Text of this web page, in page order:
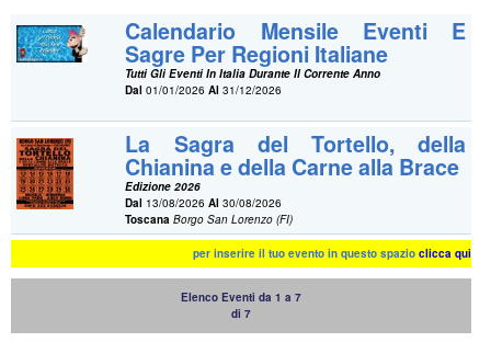
Calendario Mensile Eventi E
Sagre Per Regioni Italiane
Tutti Gli Eventi In Italia Durante Il Corrente Anno
Dal 01/01/2026Al 31/12/2026
La Sagra del Tortello, della
Chianina e della Carne alla Brace
Edizione 2026
Dal 13/08/2026Al 30/08/2026
Toscana Borgo San Lorenzo (FI)
per inserire il tuo evento in questo spazioclicca qui
Elenco Eventi da 1 a 7
di 7